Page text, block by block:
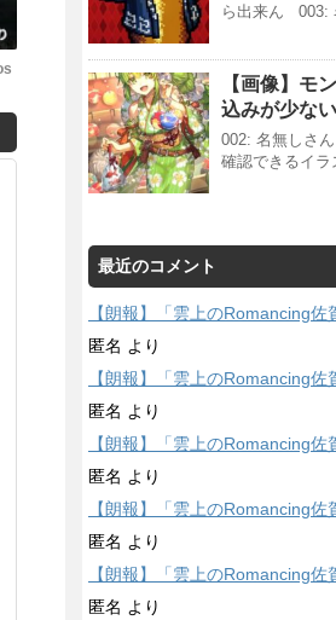
ら出来ん 003:
【画像】モ
込みが少な
002: 名無しさ
確認できるイラ
最近のコメント
【朗報】「雲上のRomancing佐
匿名 より
【朗報】「雲上のRomancing佐
匿名 より
【朗報】「雲上のRomancing佐
匿名 より
【朗報】「雲上のRomancing佐
匿名 より
【朗報】「雲上のRomancing佐
匿名 より